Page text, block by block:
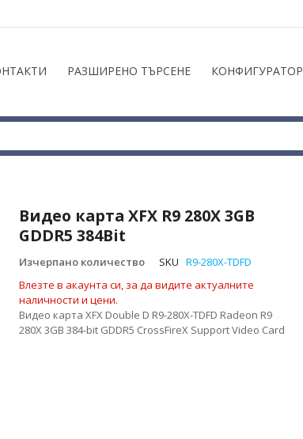
РАЗШИРЕНО ТЪРСЕНЕ КОНФИГУРАТОР
Видео карта XFX R9 280X 3GB
GDDR5 384Bit
Изчерпано количество SKU R9-280X-TDFD
Влезте в акаунта си, за да видите актуалните
наличности и цени.
Видео карта XFX Double D R9-280X-TDFD Radeon R9
280X 3GB 384-bit GDDR5 CrossFireX Support Video Card